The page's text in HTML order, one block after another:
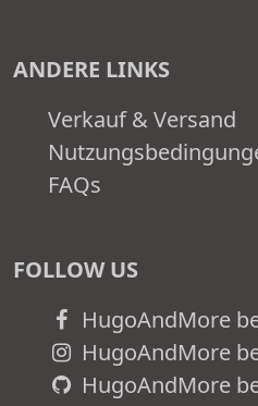
ANDERE LINKS
Verkauf & Versand
FAQs
FOLLOW US
HugoAndMore
HugoAndMore
HugoAndMore